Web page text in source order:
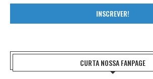
INSCREVER!
CURTA NOSSA FANPAGE